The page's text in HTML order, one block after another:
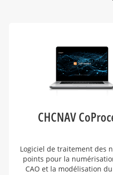
CHCNAV
Logiciel de traitement des
points pour la
CAO et la modélisation